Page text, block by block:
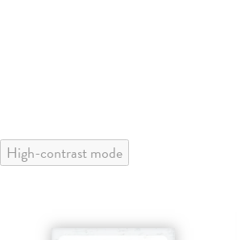
High-contrast mode